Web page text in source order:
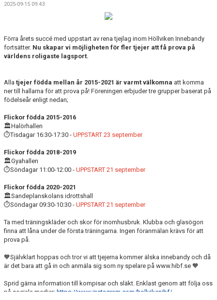
2025-09-15 09:43
Förra årets succé med uppstart av rena tjejlag inom Höllviken Innebandy
fortsätter. Nu skapar vi möjligheten för fler tjejer att få prova på
världens roligaste lagsport.
Alla tjejer födda mellan år 2015-2021 är varmt välkomna att komma
ner till hallarna för att prova på! Föreningen erbjuder tre grupper baserat på
födelseår enligt nedan;
Flickor födda 2015-2016
🏛️Halörhallen
⏱️Tisdagar 16:30-17:30 - UPPSTART 23 september
Flickor födda 2018-2019
🏛️Gyahallen
⏱️Söndagar 11:00-12:00 - UPPSTART 21 september
Flickor födda 2020-2021
🏛️Sandeplanskolans idrottshall
⏱️Söndagar 09:30-10:30 - UPPSTART 21 september
Ta med träningskläder och skor för inomhusbruk. Klubba och glasögon
finna att låna under de första träningarna. Ingen föranmälan krävs för att
prova på.
🧡Självklart hoppas och tror vi att tjejerna kommer älska innebandy och då
är det bara att gå in och anmäla sig som ny spelare på www.hibf.se 🧡
Sprid gärna information till kompisar och släkt. Enklast genom att följa oss
på sociala medier; https://www.instagram.com/hollvikenibf/